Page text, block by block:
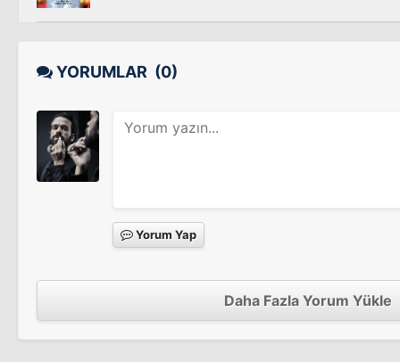
YORUMLAR (0)
Yorum Yap
Daha Fazla Yorum Yükle